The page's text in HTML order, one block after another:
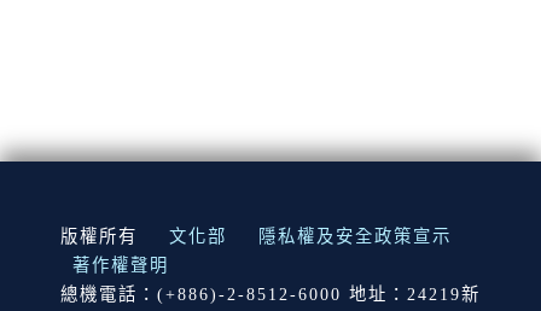
:::
版權所有 文化部
隱私權及安全政策宣示
著作權聲明
總機電話：(+886)-2-8512-6000 地址：24219新